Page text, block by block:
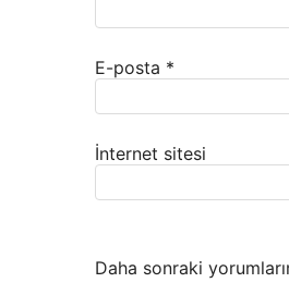
E-posta *
İnternet sitesi
Daha sonraki